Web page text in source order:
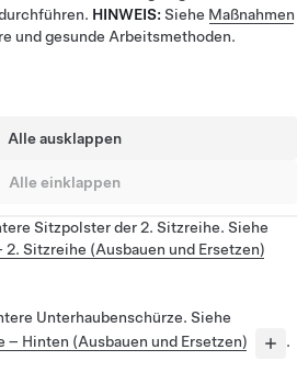
HINWEIS: Siehe Maßnahmen
und gesunde Arbeitsmethoden.
Alle ausklappen
Alle einklappen
Sitzpolster der 2. Sitzreihe. Siehe
Sitzreihe (Ausbauen und Ersetzen)
Unterhaubenschürze. Siehe
– Hinten (Ausbauen und Ersetzen)
.